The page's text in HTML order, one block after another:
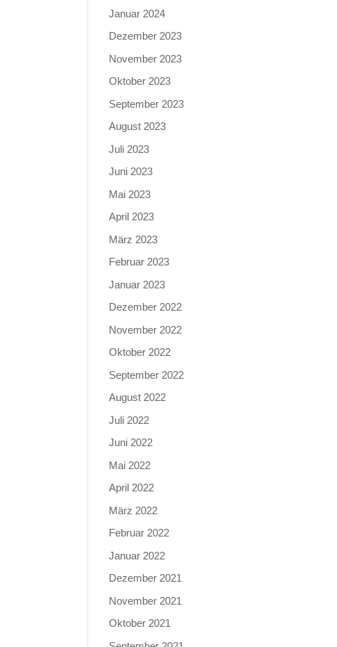
Januar 2024
Dezember 2023
November 2023
Oktober 2023
September 2023
August 2023
Juli 2023
Juni 2023
Mai 2023
April 2023
März 2023
Februar 2023
Januar 2023
Dezember 2022
November 2022
Oktober 2022
September 2022
August 2022
Juli 2022
Juni 2022
Mai 2022
April 2022
März 2022
Februar 2022
Januar 2022
Dezember 2021
November 2021
Oktober 2021